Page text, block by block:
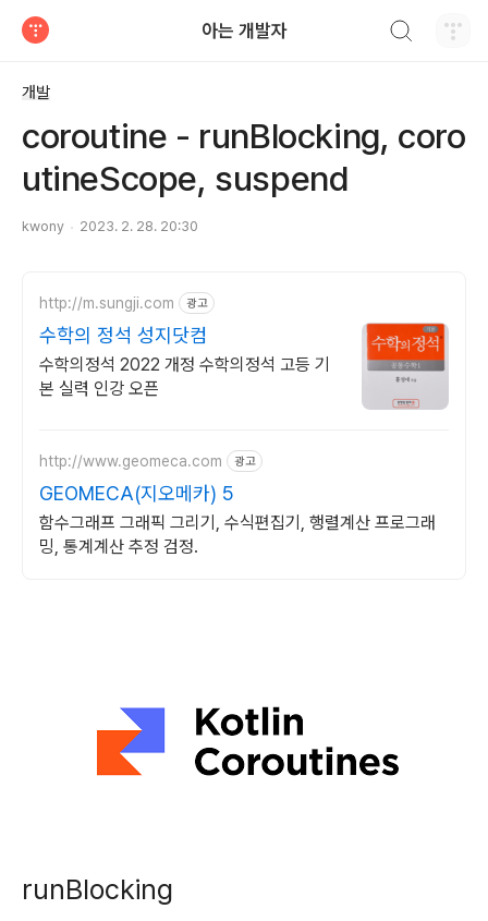
아는 개발자
개발
coroutine - runBlocking, coro
utineScope, suspend
kwony 2023. 2. 28. 20:30
http://m.sungji.com 광고
수학의 정석 성지닷컴
수학의정석 2022 개정 수학의정석 고등 기
본 실력 인강 오픈
http://www.geomeca.com 광고
GEOMECA(지오메카) 5
함수그래프 그래픽 그리기, 수식편집기, 행렬계산 프로그래
밍, 통계계산 추정 검정.
runBlocking